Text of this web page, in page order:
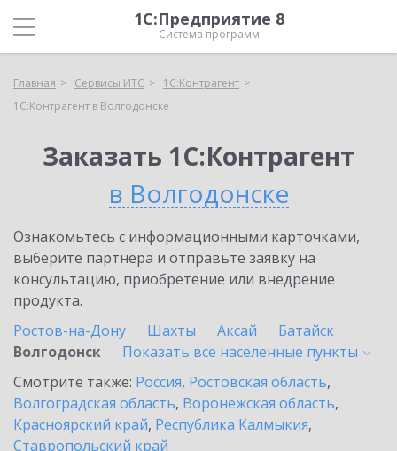
1С:Предприятие 8
Система программ
Главная Сервисы ИТС
1С:Контрагент
1С:Контрагент в Волгодонске
Заказать 1С:Контрагент
в Волгодонске
Ознакомьтесь с информационными карточками,
выберите партнёра и отправьте заявку на
консультацию, приобретение или внедрение
продукта.
Ростов-на-Дону
Шахты Аксай
Батайск
Волгодонск
Показать все населенные пункты
Смотрите также: Россия, Ростовская область,
Волгоградская область, Воронежская область,
Красноярский край, Республика Калмыкия,
Ставропольский край